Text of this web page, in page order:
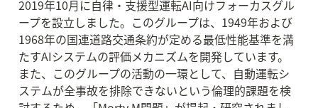
2019年10月に自律・支援型運転AI向けフォーカスグル
ープを設立しました。このグループは、1949年および
1968年の国連道路交通条約が定める最低性能基準を満
たすAIシステムの評価メカニズムを開発しています。
また、このグループの活動の一環として、自動運転シ
ステムが全事故を排除できないという倫理的課題を検